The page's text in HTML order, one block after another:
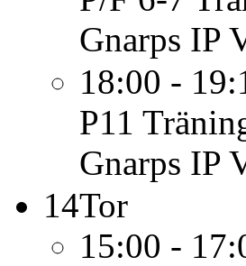
Gnarps IP
18:00 -
P11
Gnarps IP
14Tor
15:00 -